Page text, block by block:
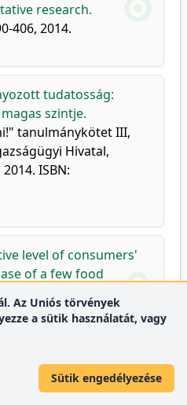
research.
406, 2014.
tudatosság:
szintje.
tanulmánykötet III,
Hivatal,
ISBN:
level of consumers'
of a few food
65, 2014.
Fogyasztói
tükrében.
Az Uniós törvények
a sütik használatát, vagy
Sütik engedélyezése